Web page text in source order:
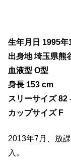
生年月日 1995年
出身地 埼玉県熊
血液型 O型
身長 153 cm
スリーサイズ 82
カップサイズ F
2013年7月、放
入。